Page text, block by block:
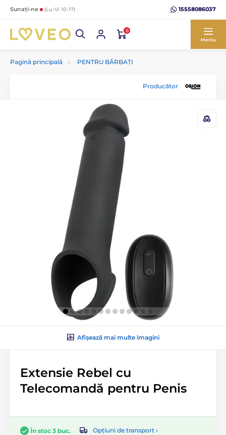
Sunați-ne (Lu-Vi 10-17) 15558086037
0
Meniu
Pagină principală PENTRU BĂRBAȚI
Producător
Afișează mai multe imagini
Extensie Rebel cu
Telecomandă pentru Penis
În stoc 3 buc.
Opțiuni de transport ›